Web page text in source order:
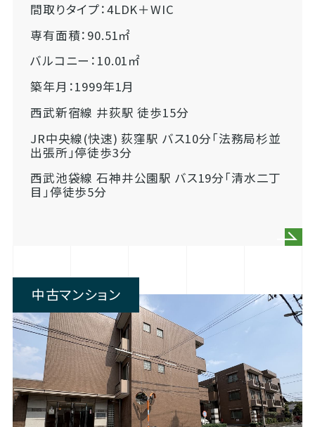
間取りタイプ：4LDK＋WIC
専有面積：90.51㎡
バルコニー：10.01㎡
築年月：1999年1月
西武新宿線 井荻駅 徒歩15分
JR中央線(快速) 荻窪駅 バス10分「法務局杉並
出張所」停徒歩3分
西武池袋線 石神井公園駅 バス19分「清水二丁
目」停徒歩5分
中古マンション